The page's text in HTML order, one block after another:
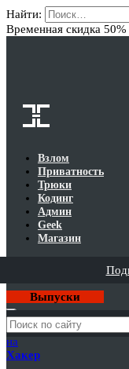
Найти:
Временная скидка 50%
Взлом
Приватность
Трюки
Кодинг
Админ
Geek
Магазин
Выпуски
Годовая
подписка
на
Хакер